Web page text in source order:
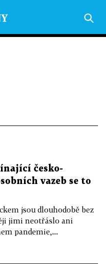
česko-
vazeb se to
jsou dlouhodobě bez
jimi neotřáslo ani
pandemie,...